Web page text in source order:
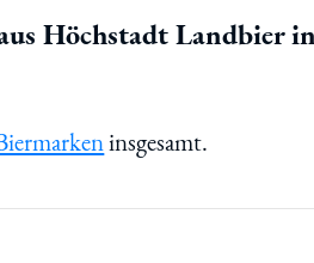
Höchstadt Landbier
insgesamt.